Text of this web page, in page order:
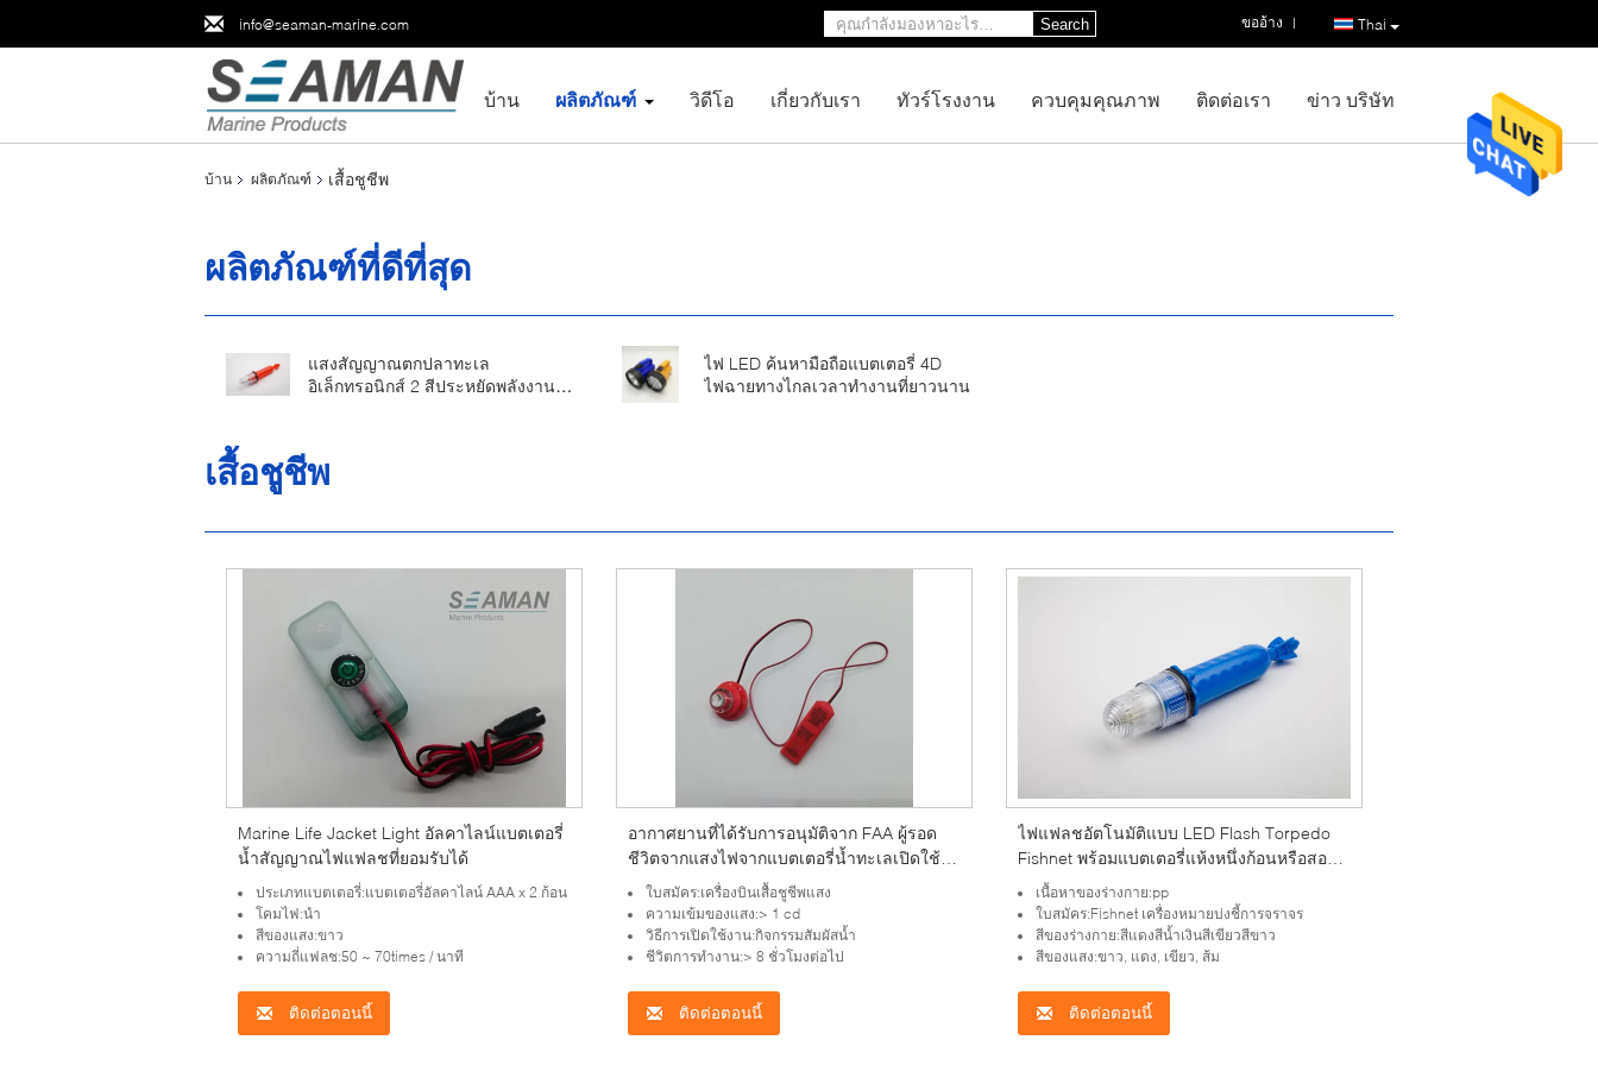
info@seaman-marine.com Thai
ขออ้าง |
Search
บ้าน ผลิตภัณฑ์ วิดีโอ เกี่ยวกับเรา ทัวร์โรงงาน ควบคุมคุณภาพ ติดต่อเรา ข่าว บริษัท
บ้าน ผลิตภัณฑ์ เสื้อชูชีพ
ผลิตภัณฑ์ที่ดีที่สุด
แสงสัญญาณตกปลาทะเล
อิเล็กทรอนิกส์ 2 สีประหยัดพลังงาน
ไฟ LED ค้นหามือถือแบตเตอรี่ 4D
ไฟฉายทางไกลเวลาทำงานที่ยาวนาน
เสื้อชูชีพ
Marine Life Jacket Light อัลคาไลน์แบตเตอรี่
น้ำสัญญาณไฟแฟลชที่ยอมรับได้
ประเภทแบตเตอรี่:แบตเตอรี่อัลคาไลน์ AAA x 2 ก้อน
โคมไฟ:นำ
สีของแสง:ขาว
ความถี่แฟลช:50 ~ 70times / นาที
ติดต่อตอนนี้
อากาศยานที่ได้รับการอนุมัติจาก FAA ผู้รอด
ชีวิตจากแสงไฟจากแบตเตอรี่น้ำทะเลเปิดใช้
งานใบสมัคร:เครื่องบินเสื้อชูชีพแสง
ความเข้มของแสง:> 1 cd
วิธีการเปิดใช้งาน:กิจกรรมสัมผัสน้ำ
ชีวิตการทำงาน:> 8 ชั่วโมงต่อไป
ติดต่อตอนนี้
ไฟแฟลชอัตโนมัติแบบ LED Flash Torpedo
Fishnet พร้อมแบตเตอรี่แห้งหนึ่งก้อนหรือสอง
ก้อนเนื้อหาของร่างกาย:pp
ใบสมัคร:Fishnet เครื่องหมายบ่งชี้การจราจร
สีของร่างกาย:สีแดงสีน้ำเงินสีเขียวสีขาว
สีของแสง:ขาว, แดง, เขียว, ส้ม
ติดต่อตอนนี้